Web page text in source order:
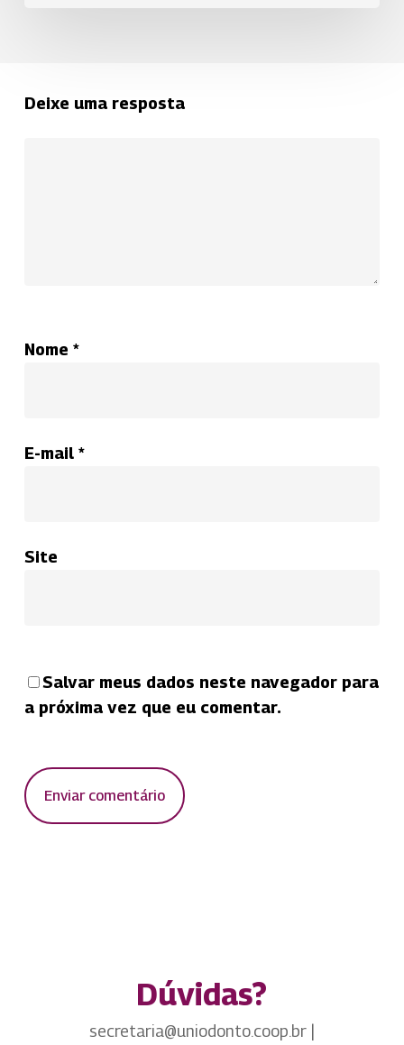
Deixe uma resposta
Nome *
E-mail *
Site
Salvar meus dados neste navegador para
a próxima vez que eu comentar.
Dúvidas?
secretaria@uniodonto.coop.br |